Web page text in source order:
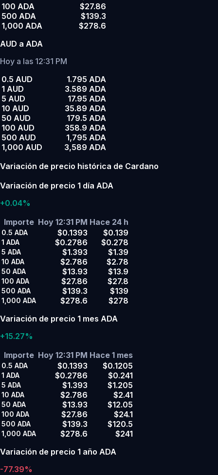
100 ADA
$27.86
500 ADA
$139.3
1,000 ADA
$278.6
AUD a ADA
Hoy a las 12:31 PM
0.5 AUD
1.795 ADA
1 AUD
3.589 ADA
5 AUD
17.95 ADA
10 AUD
35.89 ADA
50 AUD
179.5 ADA
100 AUD
358.9 ADA
500 AUD
1,795 ADA
1,000 AUD
3,589 ADA
Variación de precio histórica de Cardano
Variación de precio 1 día ADA
+0.04%
Importe Hoy 12:31 PM Hace 24 h
0.5 ADA $0.1393 $0.139
1 ADA $0.2786 $0.278
5 ADA $1.393 $1.39
10 ADA $2.786 $2.78
50 ADA $13.93 $13.9
100 ADA $27.86 $27.8
500 ADA $139.3 $139
1,000 ADA $278.6
$278
Variación de precio 1 mes ADA
+15.27%
Importe Hoy 12:31 PM Hace 1 mes
0.5 ADA $0.1393 $0.1205
1 ADA $0.2786 $0.241
5 ADA $1.393 $1.205
10 ADA $2.786 $2.41
50 ADA $13.93 $12.05
100 ADA $27.86 $24.1
500 ADA $139.3 $120.5
1,000 ADA $278.6
$241
Variación de precio 1 año ADA
-77.39%